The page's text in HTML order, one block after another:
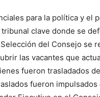
para la política y el
clave donde se
del Consejo se
las vacantes que
fueron trasladados
fueron